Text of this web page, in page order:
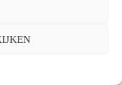
natuurlijke
een